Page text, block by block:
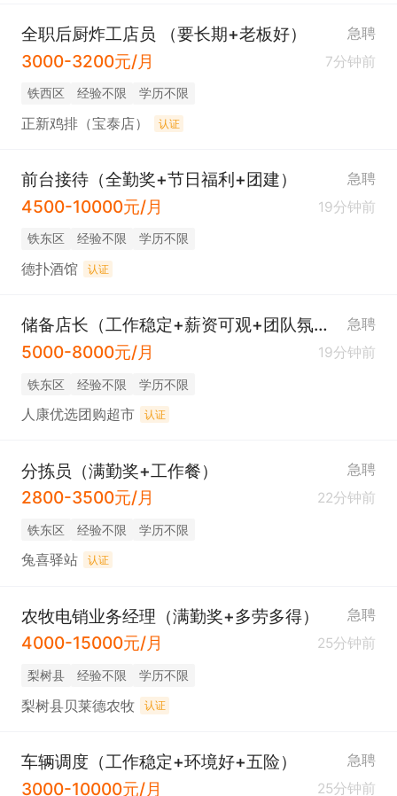
全职后厨炸工店员 （要长期+老板好） 急聘
3000-3200元/月 7分钟前
铁西区 经验不限 学历不限
正新鸡排（宝泰店） 认证
前台接待（全勤奖+节日福利+团建） 急聘
4500-10000元/月 19分钟前
铁东区 经验不限 学历不限
德扑酒馆 认证
储备店长（工作稳定+薪资可观+团队氛围好） 急聘
5000-8000元/月 19分钟前
铁东区 经验不限 学历不限
人康优选团购超市 认证
分拣员（满勤奖+工作餐） 急聘
2800-3500元/月 22分钟前
铁东区 经验不限 学历不限
兔喜驿站 认证
农牧电销业务经理（满勤奖+多劳多得） 急聘
4000-15000元/月 25分钟前
梨树县 经验不限 学历不限
梨树县贝莱德农牧 认证
车辆调度（工作稳定+环境好+五险） 急聘
3000-10000元/月 25分钟前